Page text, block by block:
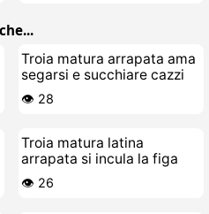
Troia matura arrapata ama
segarsi e succhiare cazzi
👁️ 28
Troia matura latina
arrapata si incula la figa
👁️ 26